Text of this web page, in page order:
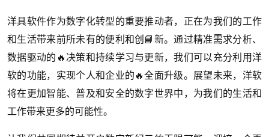
洋具软件作为数字化转型的重要推动者，正在为我们的工作
和生活带来前所未有的便利和创📘新。通过精准需求分析、
数据驱动的🔥决策和持续学习与更新，我们可以充分利用洋
软的功能，实现个人和企业的🔥全面升级。展望未来，洋软
将在更加智能、普及和安全的数字世界中，为我们的生活和
工作带来更多的可能性。